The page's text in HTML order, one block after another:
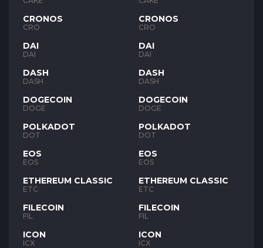
CRONOS
CRO
DAI
DAI
DASH
DASH
DOGECOIN
DOGE
POLKADOT
DOT
EOS
EOS
ETHEREUM CLASSIC
ETC
FILECOIN
FIL
ICON
ICX
CRONOS
CRO
DAI
DAI
DASH
DASH
DOGECOIN
DOGE
POLKADOT
DOT
EOS
EOS
ETHEREUM CLASSIC
ETC
FILECOIN
FIL
ICON
ICX